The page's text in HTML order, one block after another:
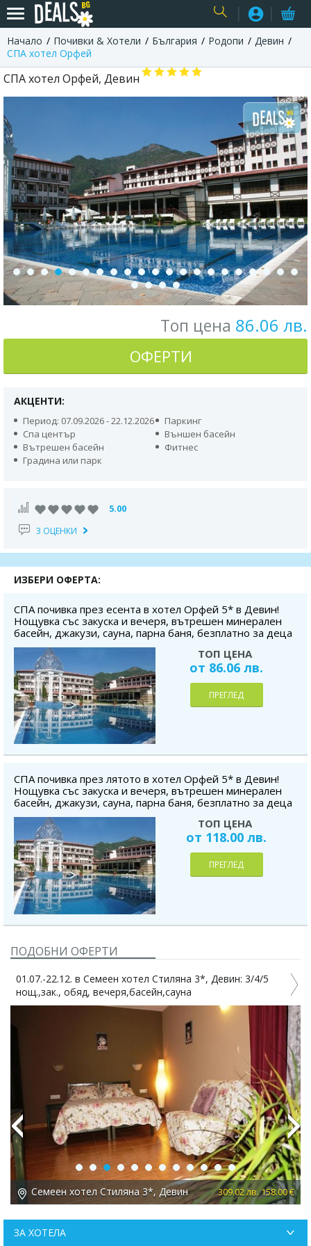
USER
Начало Почивки & Хотели България Родопи
Девин
СПА хотел Орфей
СПА хотел Орфей, Девин
Топ цена 86.06 лв.
ОФЕРТИ
АКЦЕНТИ:
Период: 07.09.2026 - 22.12.2026
Паркинг
Спа център
Външен басейн
Вътрешен басейн
Фитнес
Градина или парк
5.00
3 ОЦЕНКИ
ИЗБЕРИ ОФЕРТА:
СПА почивка през есента в хотел Орфей 5* в Девин!
Нощувка със закуска и вечеря, вътрешен минерален
басейн, джакузи, сауна, парна баня, безплатно за деца
до 2.99 г.
ТОП ЦЕНА
от 86.06 лв.
ПРЕГЛЕД
СПА почивка през лятото в хотел Орфей 5* в Девин!
Нощувка със закуска и вечеря, вътрешен минерален
басейн, джакузи, сауна, парна баня, безплатно за деца
до 2.99 г.
ТОП ЦЕНА
от 118.00 лв.
ПРЕГЛЕД
ПОДОБНИ ОФЕРТИ
01.07.-22.12. в Семеен хотел Стиляна 3*, Девин: 3/4/5
нощ.,зак., обяд, вечеря,басейн,сауна
Семеен хотел Стиляна 3*, Девин 309.02 лв. 158.00 €
Previous Next
ЗА ХОТЕЛА